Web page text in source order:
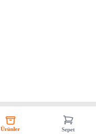
Ürünler Sepet